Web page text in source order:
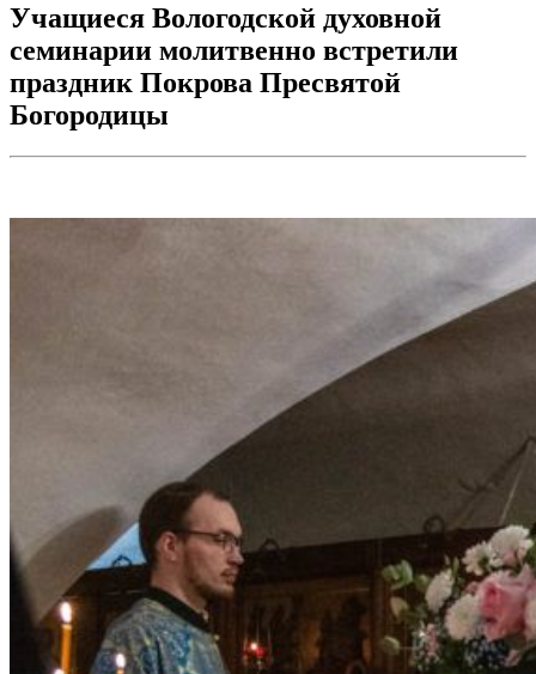
Учащиеся Вологодской духовной
семинарии молитвенно встретили
праздник Покрова Пресвятой
Богородицы